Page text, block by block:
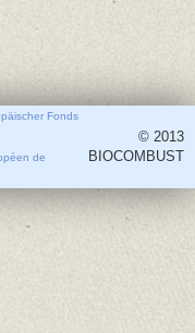
Fonds
de
© 2013
BIOCOMBUST